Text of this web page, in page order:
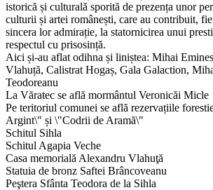
istorică și culturală sporită de prezența unor
culturii și artei românești, care au contribuit,
sincera lor admirație, la statornicirea unui
respectul cu prisosință.
Aici și-au aflat odihna și liniștea: Mihai
Vlahuță, Calistrat Hogaș, Gala Galaction,
Teodoreanu
La Văratec se află mormântul Veronicăi Micle
Pe teritoriul comunei se află rezervațiile
Argint\" și \"Codrii de Aramă\"
Schitul Sihla
Schitul Agapia Veche
Casa memorială Alexandru Vlahuţă
Statuia de bronz Saftei Brâncoveanu
Peştera Sfânta Teodora de la Sihla